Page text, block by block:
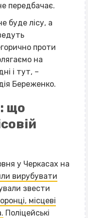
передбачає.
буде лісу, а
проти
на
і тут, –
Береженко.
що
у Черкасах на
вирубувати
звести
місцеві
Поліцейські